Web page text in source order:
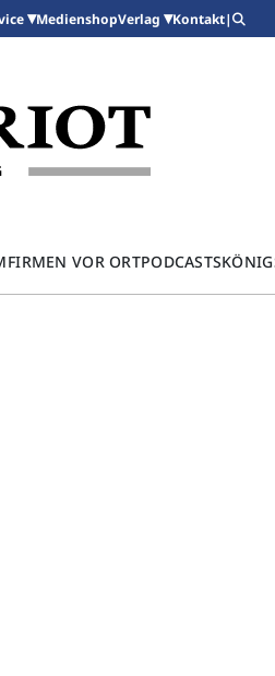
MedienshopVerlag Kontakt|
FIRMEN VOR ORTPODCASTS